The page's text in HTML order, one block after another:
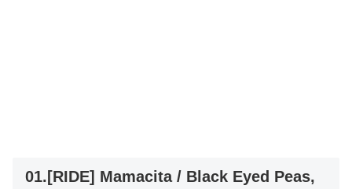
01.[RIDE] Mamacita / Black Eyed Peas,